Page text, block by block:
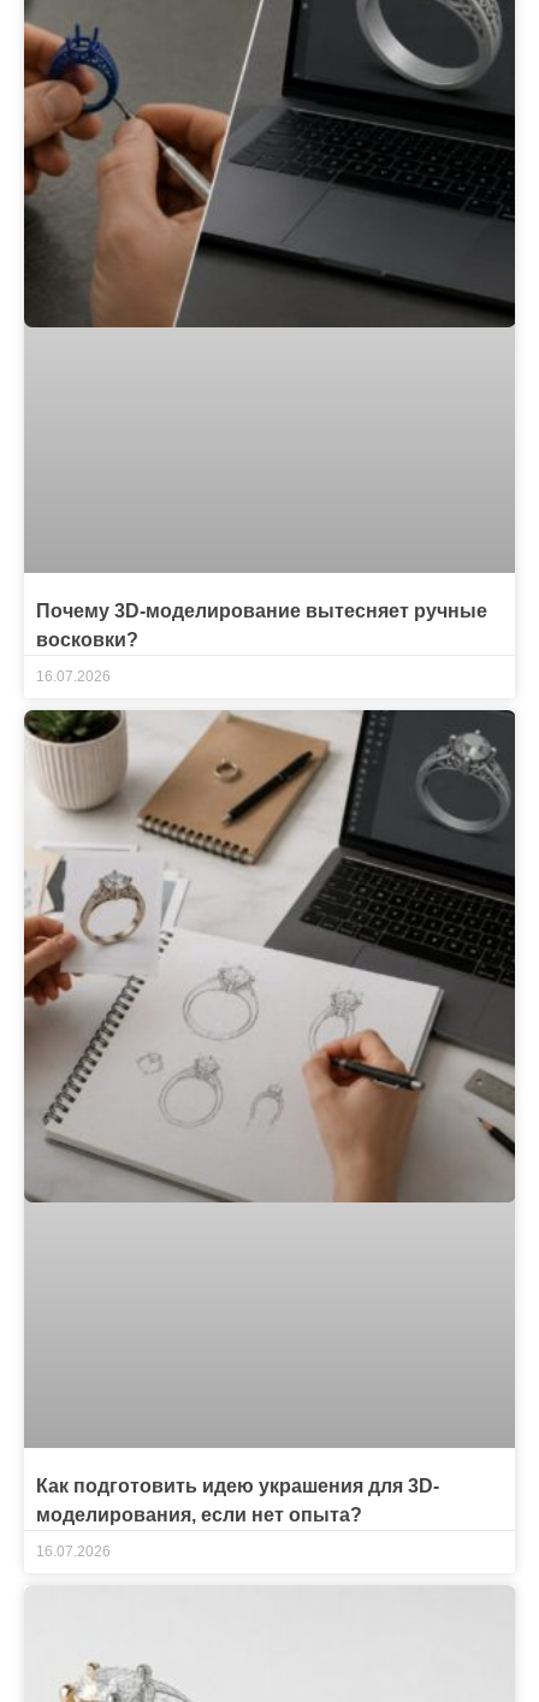
Почему 3D-моделирование вытесняет ручные
восковки?
16.07.2026
Как подготовить идею украшения для 3D-
моделирования, если нет опыта?
16.07.2026